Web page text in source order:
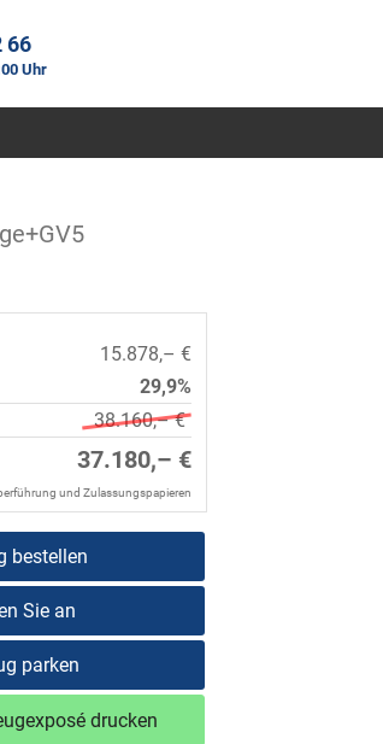
66
Uhr
15.878,– €
29,9%
38.160,– €
37.180,– €
und Zulassungspapieren
bestellen
Sie an
parken
drucken